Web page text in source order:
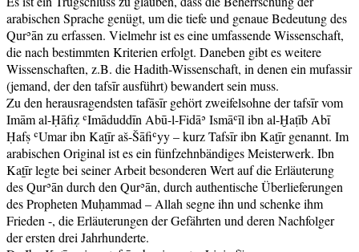
arabischen Sprache genügt, um die tiefe und genaue Bedeutung des
Qurʾān zu erfassen. Vielmehr ist es eine umfassende Wissenschaft,
die nach bestimmten Kriterien erfolgt. Daneben gibt es weitere
Wissenschaften, z.B. die Hadith-Wissenschaft, in denen ein mufassir
(jemand, der den tafsīr ausführt) bewandert sein muss.
Zu den herausragendsten tafāsīr gehört zweifelsohne der tafsīr vom
Imām al-Ḥāfiẓ ʿImāduddīn Abū-l-Fidāʾ Ismāʿīl ibn al-Ḫaṭīb Abī
Ḥafṣ ʿUmar ibn Kaṯīr aš-Šāfiʿyy – kurz Tafsīr ibn Kaṯīr genannt. Im
arabischen Original ist es ein fünfzehnbändiges Meisterwerk. Ibn
Kaṯīr legte bei seiner Arbeit besonderen Wert auf die Erläuterung
des Qurʾān durch den Qurʾān, durch authentische Überlieferungen
des Propheten Muḥammad – Allah segne ihn und schenke ihm
Frieden -, die Erläuterungen der Gefährten und deren Nachfolger
der ersten drei Jahrhunderte.